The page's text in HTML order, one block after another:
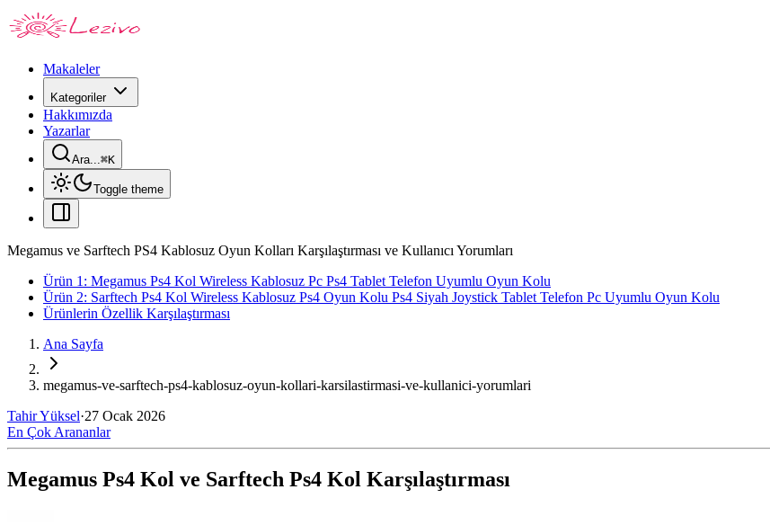
Makaleler
Kategoriler
Hakkımızda
Yazarlar
Ara...⌘K
Toggle theme
Megamus ve Sarftech PS4 Kablosuz Oyun Kolları Karşılaştırması ve Kullanıcı Yorumları
Ürün 1: Megamus Ps4 Kol Wireless Kablosuz Pc Ps4 Tablet Telefon Uyumlu Oyun Kolu
Ürün 2: Sarftech Ps4 Kol Wireless Kablosuz Ps4 Oyun Kolu Ps4 Siyah Joystick Tablet Telefon Pc Uyumlu Oyun Kolu
Ürünlerin Özellik Karşılaştırması
Ana Sayfa
megamus-ve-sarftech-ps4-kablosuz-oyun-kollari-karsilastirmasi-ve-kullanici-yorumlari
Tahir Yüksel·27 Ocak 2026
En Çok Arananlar
Megamus Ps4 Kol ve Sarftech Ps4 Kol Karşılaştırması